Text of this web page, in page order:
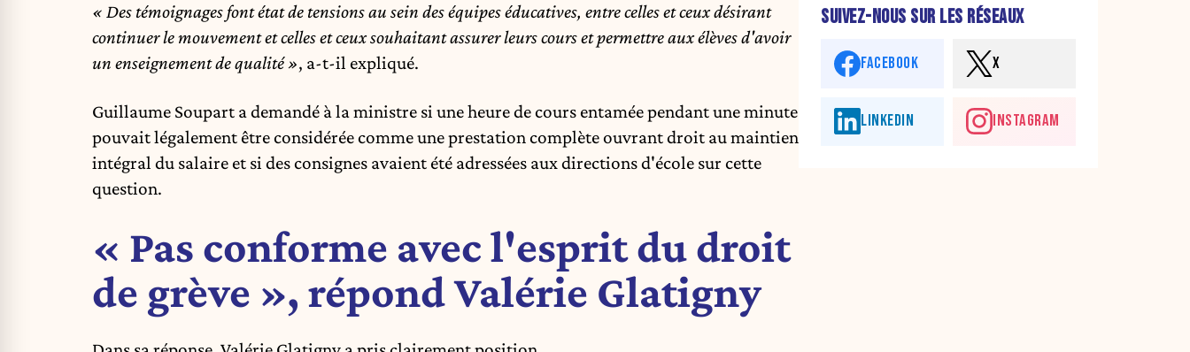
« Des témoignages font état de tensions au sein des équipes éducatives, entre celles et ceux désirant
continuer le mouvement et celles et ceux souhaitant assurer leurs cours et permettre aux élèves d'avoir
un enseignement de qualité », a-t-il expliqué.
Guillaume Soupart a demandé à la ministre si une heure de cours entamée pendant une minute
pouvait légalement être considérée comme une prestation complète ouvrant droit au maintien
intégral du salaire et si des consignes avaient été adressées aux directions d'école sur cette
question.
« Pas conforme avec l'esprit du droit
de grève », répond Valérie Glatigny
SUIVEZ-NOUS SUR LES RÉSEAUX
FACEBOOK X
LINKEDIN INSTAGRAM